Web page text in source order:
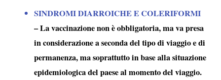
SINDROMI DIARROICHE E COLERIFORMI
– La vaccinazione non è obbligatoria, ma va presa
in considerazione a seconda del tipo di viaggio e di
permanenza, ma soprattutto in base alla situazione
epidemiologica del paese al momento del viaggio.